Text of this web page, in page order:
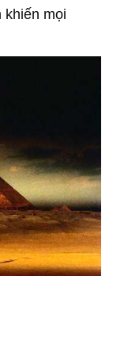
khiến mọi